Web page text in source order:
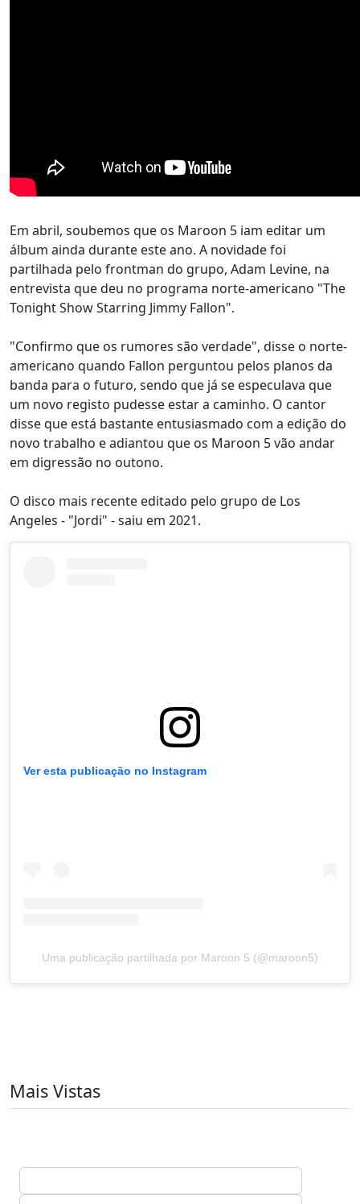
Em abril, soubemos que os Maroon 5 iam editar um
álbum ainda durante este ano. A novidade foi
partilhada pelo frontman do grupo, Adam Levine, na
entrevista que deu no programa norte-americano "The
Tonight Show Starring Jimmy Fallon".
"Confirmo que os rumores são verdade", disse o norte-
americano quando Fallon perguntou pelos planos da
banda para o futuro, sendo que já se especulava que
um novo registo pudesse estar a caminho. O cantor
disse que está bastante entusiasmado com a edição do
novo trabalho e adiantou que os Maroon 5 vão andar
em digressão no outono.
O disco mais recente editado pelo grupo de Los
Angeles - "Jordi" - saiu em 2021.
Ver esta publicação no Instagram
Uma publicação partilhada por Maroon 5 (@maroon5)
Mais Vistas